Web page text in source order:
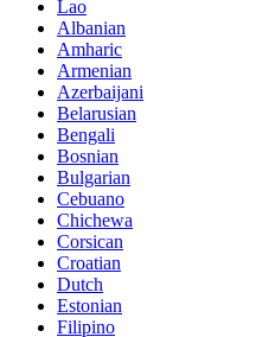
Lao
Albanian
Amharic
Armenian
Azerbaijani
Belarusian
Bengali
Bosnian
Bulgarian
Cebuano
Chichewa
Corsican
Croatian
Dutch
Estonian
Filipino